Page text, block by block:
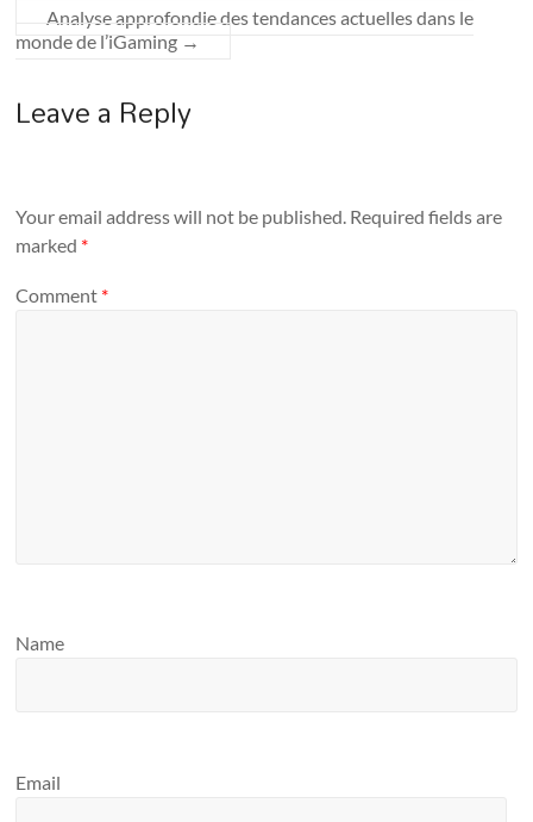
Analyse approfondie des tendances actuelles dans le
monde de l’iGaming →
Leave a Reply
Your email address will not be published. Required fields are
marked *
Comment *
Name
Email